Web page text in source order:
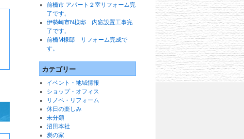
前橋市 アパート２室リフォーム完
了です。
伊勢崎市N様邸 内窓設置工事完
了です。
前橋M様邸 リフォーム完成で
す。
カテゴリー
イベント・地域情報
ショップ・オフィス
リノベ・リフォーム
休日の楽しみ
未分類
沼田本社
炭の家